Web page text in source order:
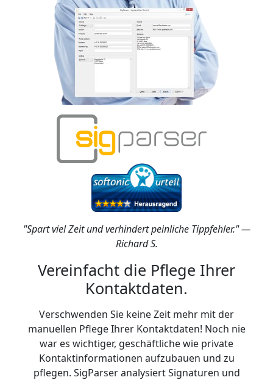
"Spart viel Zeit und verhindert peinliche Tippfehler." —
Richard S.
Vereinfacht die Pflege Ihrer
Kontaktdaten.
Verschwenden Sie keine Zeit mehr mit der
manuellen Pflege Ihrer Kontaktdaten! Noch nie
war es wichtiger, geschäftliche wie private
Kontaktinformationen aufzubauen und zu
pflegen. SigParser analysiert Signaturen und